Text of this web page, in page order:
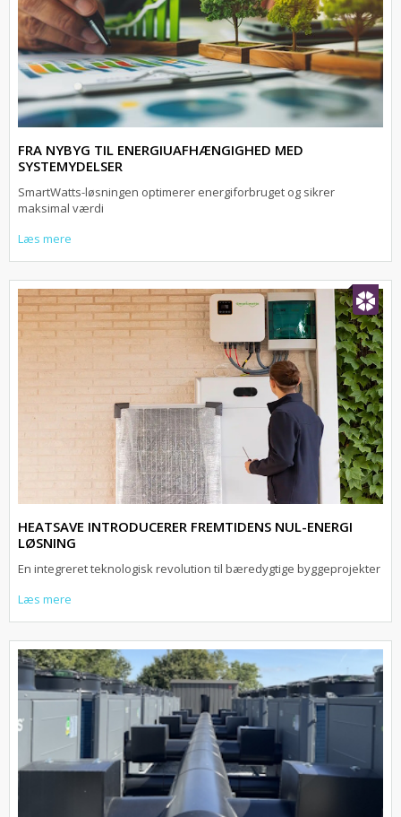
FRA NYBYG TIL ENERGIUAFHÆNGIGHED MED
SYSTEMYDELSER
SmartWatts-løsningen optimerer energiforbruget og sikrer
maksimal værdi
Læs mere
HEATSAVE INTRODUCERER FREMTIDENS NUL-ENERGI
LØSNING
En integreret teknologisk revolution til bæredygtige byggeprojekter
Læs mere